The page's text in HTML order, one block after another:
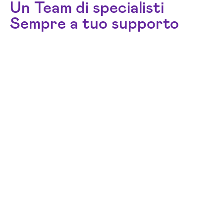
Un Team di specialisti
Sempre a tuo supporto